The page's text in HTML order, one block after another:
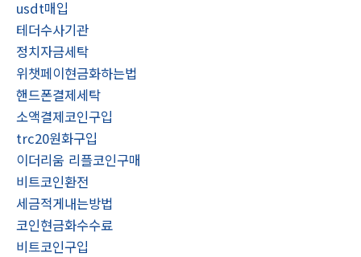
usdt매입
테더수사기관
정치자금세탁
위챗페이현금화하는법
핸드폰결제세탁
소액결제코인구입
trc20원화구입
이더리움 리플코인구매
비트코인환전
세금적게내는방법
코인현금화수수료
비트코인구입